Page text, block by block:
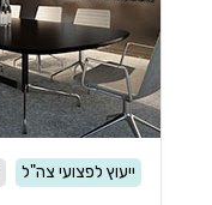
ייעוץ לפצועי צה"ל